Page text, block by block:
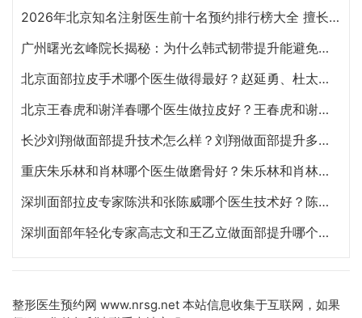
2026年北京知名注射医生前十名预约排行榜大全 擅长面部抗衰、皮贴骨、面部轮廓的注射医生哪个最好？
广州曙光玄峰院长揭秘：为什么韩式韧带提升能避免面部臃肿？
北京面部拉皮手术哪个医生做得最好？赵延勇、杜太超、王春虎、袁强谁做提升好？
北京王春虎和谢洋春哪个医生做拉皮好？王春虎和谢洋春面部提升谁技术更好？
长沙刘翔做面部提升技术怎么样？刘翔做面部提升多少钱？
重庆朱乐林和肖林哪个医生做磨骨好？朱乐林和肖林磨骨改脸型预约电话
深圳面部拉皮专家陈洪和张陈威哪个医生技术好？陈洪和张陈威面部提升谁好？
深圳面部年轻化专家高志文和王乙立做面部提升哪个技术好？高志文和王乙立预约咨询电话
整形医生预约网 www.nrsg.net 本站信息收集于互联网，如果